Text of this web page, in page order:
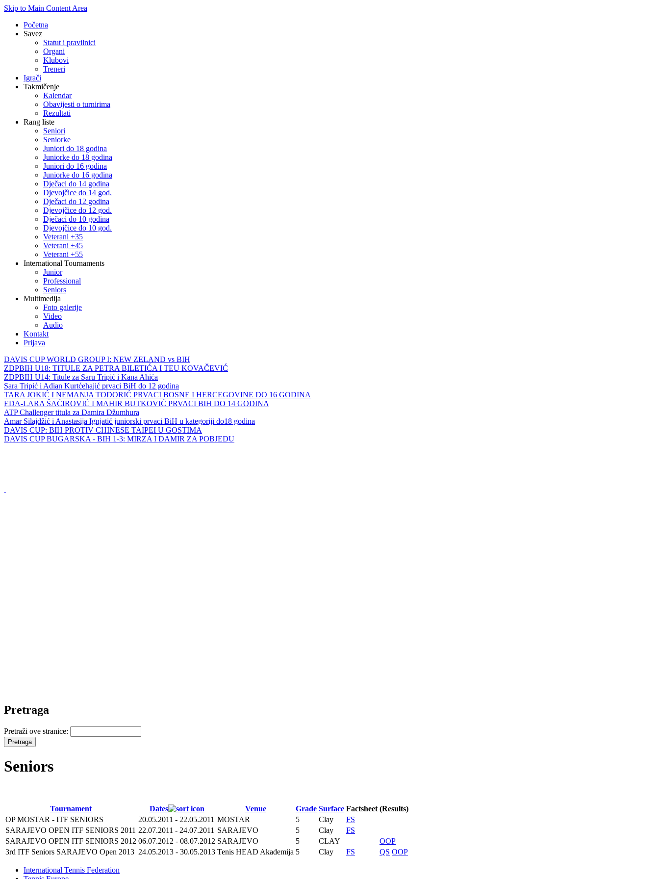
Skip to Main Content Area
Početna
Savez
Statut i pravilnici
Organi
Klubovi
Treneri
Igrači
Takmičenje
Kalendar
Obavijesti o turnirima
Rezultati
Rang liste
Seniori
Seniorke
Juniori do 18 godina
Juniorke do 18 godina
Juniori do 16 godina
Juniorke do 16 godina
Dječaci do 14 godina
Djevojčice do 14 god.
Dječaci do 12 godina
Djevojčice do 12 god.
Dječaci do 10 godina
Djevojčice do 10 god.
Veterani +35
Veterani +45
Veterani +55
International Tournaments
Junior
Professional
Seniors
Multimedija
Foto galerije
Video
Audio
Kontakt
Prijava
DAVIS CUP WORLD GROUP I: NEW ZELAND vs BIH
ZDPBIH U18: TITULE ZA PETRA BILETIĆA I TEU KOVAČEVIĆ
ZDPBIH U14: Titule za Saru Tripić i Kana Ahića
Sara Tripić i Adian Kurtćehajić prvaci BiH do 12 godina
TARA JOKIĆ I NEMANJA TODORIĆ PRVACI BOSNE I HERCEGOVINE DO 16 GODINA
EDA-LARA ŠAĆIROVIĆ I MAHIR BUTKOVIĆ PRVACI BIH DO 14 GODINA
ATP Challenger titula za Damira Džumhura
Amar Silajdžić i Anastasija Ignjatić juniorski prvaci BiH u kategoriji do18 godina
DAVIS CUP: BIH PROTIV CHINESE TAIPEI U GOSTIMA
DAVIS CUP BUGARSKA - BIH 1-3: MIRZA I DAMIR ZA POBJEDU
Pretraga
Pretraži ove stranice:
Seniors
Tournament Dates Venue Grade Surface Factsheet (Results)
OP MOSTAR - ITF SENIORS
20.05.2011 - 22.05.2011 MOSTAR 5 Clay
FS
SARAJEVO OPEN ITF SENIORS 2011 22.07.2011 - 24.07.2011 SARAJEVO 5 Clay
FS
SARAJEVO OPEN ITF SENIORS 2012 06.07.2012 - 08.07.2012 SARAJEVO 5 CLAY
OOP
3rd ITF Seniors SARAJEVO Open 2013 24.05.2013 - 30.05.2013 Tenis HEAD Akademija 5 Clay FS QS OOP
International Tennis Federation